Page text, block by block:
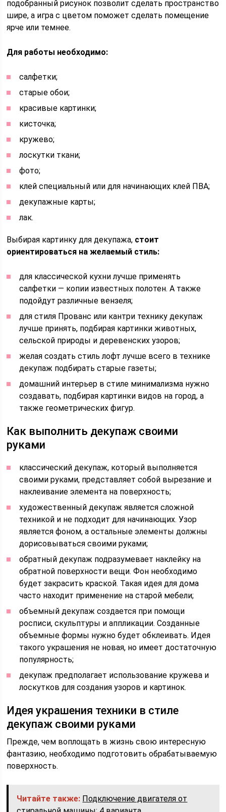
подобранный рисунок позволит сделать пространство
шире, а игра с цветом поможет сделать помещение
ярче или темнее.
Для работы необходимо:
салфетки;
старые обои;
красивые картинки;
кисточка;
кружево;
лоскутки ткани;
фото;
клей специальный или для начинающих клей ПВА;
декупажные карты;
лак.
Выбирая картинку для декупажа, стоит
ориентироваться на желаемый стиль:
для классической кухни лучше применять
салфетки — копии известных полотен. А также
подойдут различные вензеля;
для стиля Прованс или кантри технику декупаж
лучше принять, подбирая картинки животных,
сельской природы и деревенских узоров;
желая создать стиль лофт лучше всего в технике
декупаж подбирать старые газеты;
домашний интерьер в стиле минимализма нужно
создавать, подбирая картинки видов на город, а
также геометрических фигур.
Как выполнить декупаж своими
руками
классический декупаж, который выполняется
своими руками, представляет собой вырезание и
наклеивание элемента на поверхность;
художественный декупаж является сложной
техникой и не подходит для начинающих. Узор
является фоном, а остальные элементы должны
дорисовываться своими руками;
обратный декупаж подразумевает наклейку на
обратной поверхности вещи. Фон необходимо
будет закрасить краской. Такая идея для дома
часто находит применение на старой мебели;
объемный декупаж создается при помощи
росписи, скульптуры и аппликации. Созданные
объемные формы нужно будет обклеивать. Идея
такого украшения не новая, но имеет достаточную
популярность;
декупаж предполагает использование кружева и
лоскутков для создания узоров и картинок.
Идея украшения техники в стиле
декупаж своими руками
Прежде, чем воплощать в жизнь свою интересную
фантазию, необходимо подготовить обрабатываемую
поверхность.
Читайте также: Подключение двигателя от